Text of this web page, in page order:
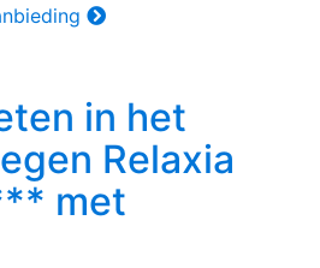
in het
Relaxia
met